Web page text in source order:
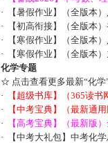
·
【暑假作业】（全版本
·
【初高衔接】（全版本
·
【寒假作业】（全版本
·
【寒假作业】（全版本
化学专题
☆ 点击查看更多最新“化
·
【超级书库】（365读
·
【中考宝典】（最新通
·
【高考宝典】（最新版
·
【中考大礼包】中考化